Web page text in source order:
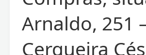
Arnaldo, 251
Cerqueira